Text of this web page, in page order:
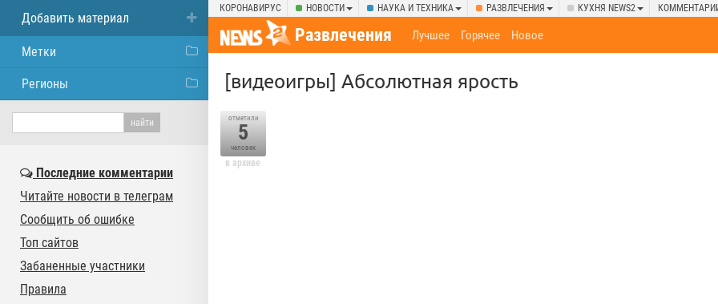
КОРОНАВИРУС НОВОСТИ НАУКА И ТЕХНИКА РАЗВЛЕЧЕНИЯ КУХНЯ NEWS2
Развлечения Лучшее Горячее Новое
[видеоигры] Абсолютная ярость
отметили
5
человек
в архиве
Добавить материал
Метки
Регионы
Последние комментарии
Читайте новости в телеграм
Сообщить об ошибке
Топ сайтов
Забаненные участники
Правила